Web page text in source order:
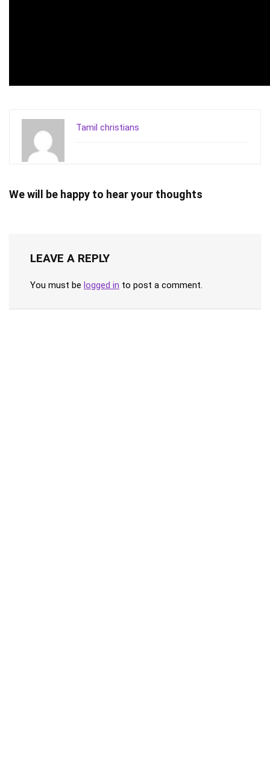
Tamil christians
We will be happy to hear your thoughts
LEAVE A REPLY
You must be logged in to post a comment.